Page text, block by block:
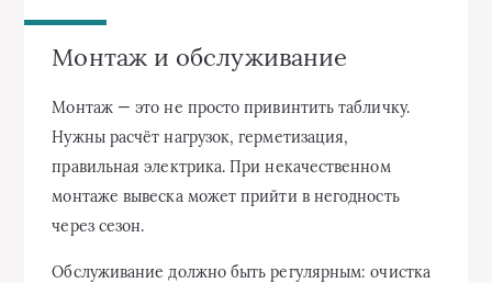
Монтаж и обслуживание
Монтаж — это не просто привинтить табличку.
Нужны расчёт нагрузок, герметизация,
правильная электрика. При некачественном
монтаже вывеска может прийти в негодность
через сезон.
Обслуживание должно быть регулярным: очистка